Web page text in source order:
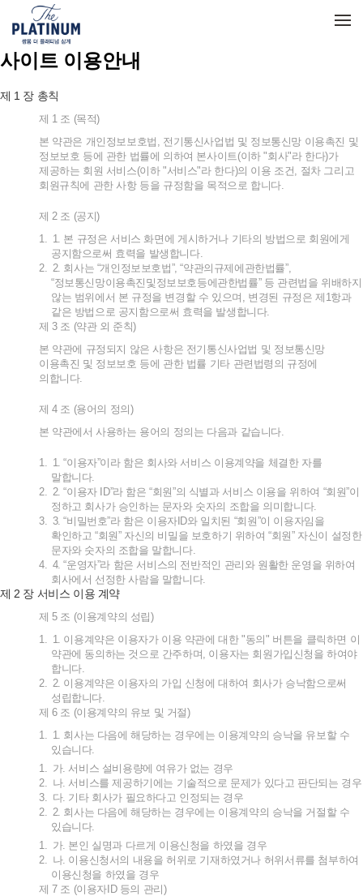
사이트 이용안내
제 1 장 총칙
제 1 조 (목적)
본 약관은 개인정보보호법 전기통신사업법 및 정보통신망 이용촉진 및
정보보호 등에 관한 법률에 의하여 본사이트 (이하"회사"라 한다)가
제공하는 회원 서비스(이하"서비스"라 한다)의 이용 조건 절차 그리고
회원규칙에 관한 사항 등을 규정함을 목적으로 합니다.
제 2 조 (공지)
1.
1. 본 규정은 서비스 화면에 게시하거나 기타의 방법으로 회원에게
공지함으로써 효력을 발생합니다.
2.
2. 회사는 “개인정보보호법”, “약관의규제에관한법률”,
“정보통신망이용촉진및정보보호등에관한법률” 등 관련법을 위배하지
않는 범위에서 본 규정을 변경할 수 있으며 변경된 규정은 제 1항과
같은 방법으로 공지함으로써 효력을 발생합니다.
제 3 조 (약관 외 준칙)
본 약관에 규정되지 않은 사항은 전기통신사업법 및 정보통신망
이용촉진 및 정보보호 등에 관한 법률 기타 관련법령의 규정에
의합니다.
제 4 조 (용어의 정의)
본 약관에서 사용하는 용어의 정의는 다음과 같습니다.
1. 1. “이용자”이라 함은 회사와 서비스 이용계약을 체결한 자를
말합니다.
2.
2. “이용자ID”라 함은 “회원”의 식별과 서비스 이용을 위하여 “회원”이
정하고 회사가 승인하는 문자와 숫자의 조합을 의미합니다.
3.
3. “비밀번호”라 함은 이용자ID와 일치된 “회원”이 이용자임을
확인하고 “회원” 자신의 비밀을 보호하기 위하여 “회원” 자신이 설정한
문자와 숫자의 조합을 말합니다.
4.
4. “운영자”라 함은 서비스의 전반적인 관리와 원활한 운영을 위하여
회사에서 선정한 사람을 말합니다.
제 2 장 서비스 이용 계약
제 5 조 (이용계약의 성립)
1.
1. 이용계약은 이용자가 이용 약관에 대한"동의" 버튼을 클릭하면 이
약관에 동의하는 것으로 간주하며 이용자는 회원가입신청을 하여야
합니다.
2.
2. 이용계약은 이용자의 가입 신청에 대하여 회사가 승낙함으로써
성립합니다
제 6 조 (이용계약의 유보 및 거절)
1.
1. 회사는 다음에 해당하는 경우에는 이용계약의 승낙을 유보할 수
있습니다.
1.
가. 서비스 설비용량에 여유가 없는 경우
2.
나. 서비스를 제공하기에는 기술적으로 문제가 있다고 판단되는 경우
3.
다. 기타 회사가 필요하다고 인정되는 경우
2.
2. 회사는 다음에 해당하는 경우에는 이용계약의 승낙을 거절할 수
있습니다.
1.
가. 본인 실명과 다르게 이용신청을 하였을 경우
2.
나. 이용신청서의 내용을 허위로 기재하였거나 허위서류를 첨부하여
이용신청을 하였을 경우
제 7 조 (이용자ID 등의 관리)